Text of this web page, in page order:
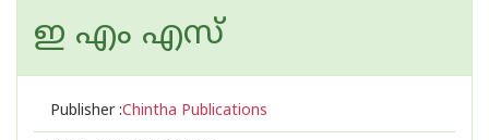
ഇ എം എസ്
Publisher :Chintha Publications